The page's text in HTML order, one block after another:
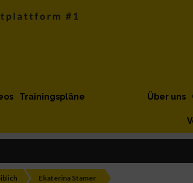
Trainingspläne Über uns
Ekaterina Stamer